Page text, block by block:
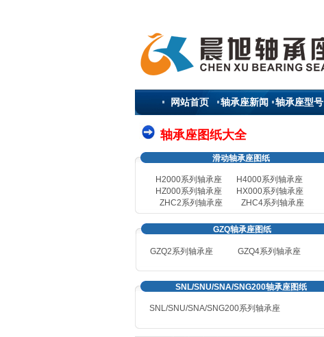
网站首页 轴承座新闻 轴承座型号
滑动轴承座图纸
H2000系列轴承座
H4000系列轴承座
HZ000系列轴承座
HX000系列轴承座
ZHC2系列轴承座
ZHC4系列轴承座
GZQ轴承座图纸
GZQ2系列轴承座 GZQ4系列轴承座
SNL/SNU/SNA/SNG200轴承座图纸
SNL/SNU/SNA/SNG200系列轴承座
轴承座图纸大全